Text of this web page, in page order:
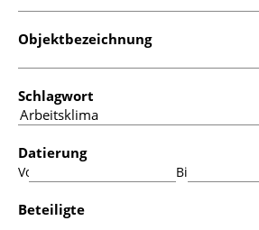
Objektbezeichnung
Schlagwort
Datierung
Von: Bis:
Beteiligte